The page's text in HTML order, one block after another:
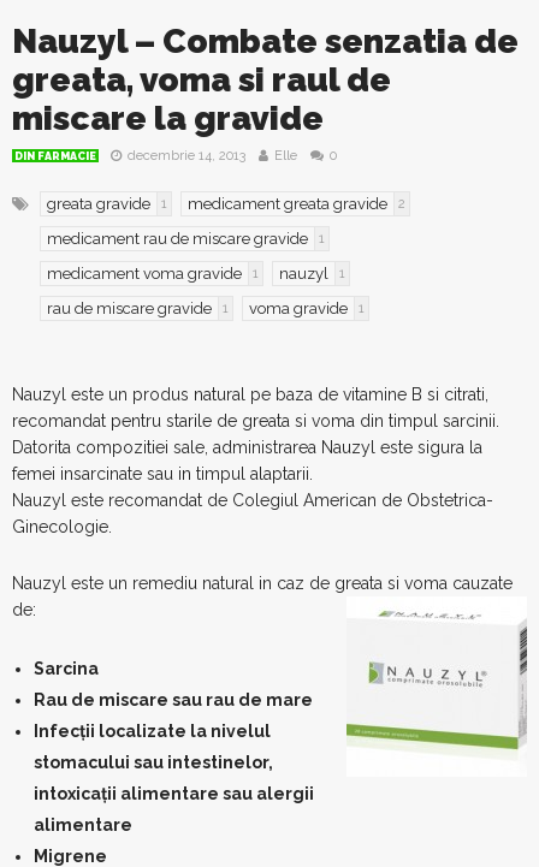
Nauzyl – Combate senzatia de
greata, voma si raul de
miscare la gravide
DIN FARMACIE decembrie 14, 2013 Elle 0
greata gravide 1 medicament greata gravide 2
medicament rau de miscare gravide 1
medicament voma gravide 1 nauzyl 1
rau de miscare gravide 1 voma gravide 1
Nauzyl este un produs natural pe baza de vitamine B si citrati,
recomandat pentru starile de greata si voma din timpul sarcinii.
Datorita compozitiei sale, administrarea Nauzyl este sigura la
femei insarcinate sau in timpul alaptarii.
Nauzyl este recomandat de Colegiul American de Obstetrica-
Ginecologie.
Nauzyl este un remediu natural in caz de greata si voma cauzate
de:
Sarcina
Rau de miscare sau rau de mare
Infecții localizate la nivelul
stomacului sau intestinelor,
intoxicații alimentare sau alergii
alimentare
Migrene